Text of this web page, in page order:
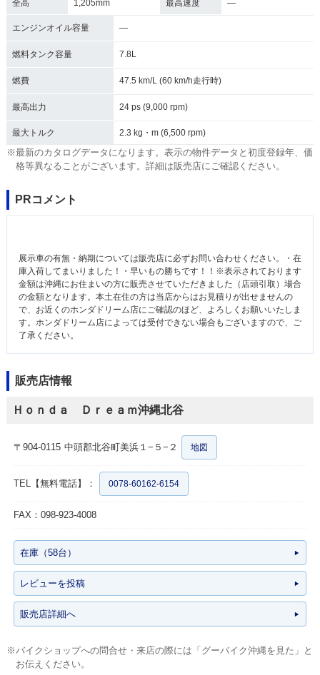
全高 1,205mm 最高速度 ―
エンジンオイル容量 ―
燃料タンク容量 7.8L
燃費 47.5 km/L (60 km/h走行時)
最高出力 24 ps (9,000 rpm)
最大トルク 2.3 kg・m (6,500 rpm)
※最新のカタログデータになります。表示の物件データと初度登録年、価
格等異なることがございます。詳細は販売店にご確認ください。
PRコメント
展示車の有無・納期については販売店に必ずお問い合わせください。・在
庫入荷してまいりました！・早いもの勝ちです！！※表示されております
金額は沖縄にお住まいの方に販売させていただきました（店頭引取）場合
の金額となります。本土在住の方は当店からはお見積りが出せませんの
で、お近くのホンダドリーム店にご確認のほど、よろしくお願いいたしま
す。ホンダドリーム店によっては受付できない場合もございますので、ご
了承ください。
販売店情報
Ｈｏｎｄａ Ｄｒｅａｍ沖縄北谷
〒904-0115 中頭郡北谷町美浜１−５−２ 地図
TEL【無料電話】： 0078-60162-6154
FAX：098-923-4008
在庫（58台）
レビューを投稿
販売店詳細へ
※バイクショップへの問合せ・来店の際には「グーバイク沖縄を見た」と
お伝えください。